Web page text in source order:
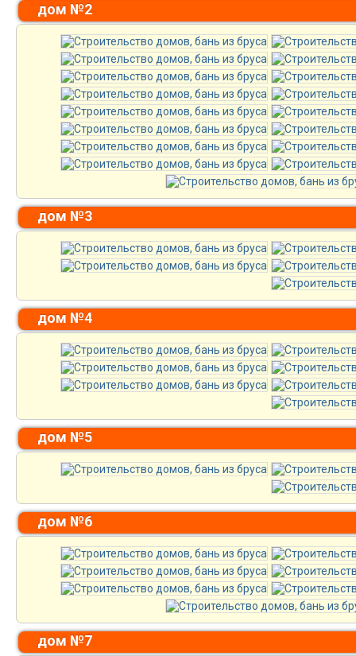
дом №2
дом №3
дом №4
дом №5
дом №6
дом №7